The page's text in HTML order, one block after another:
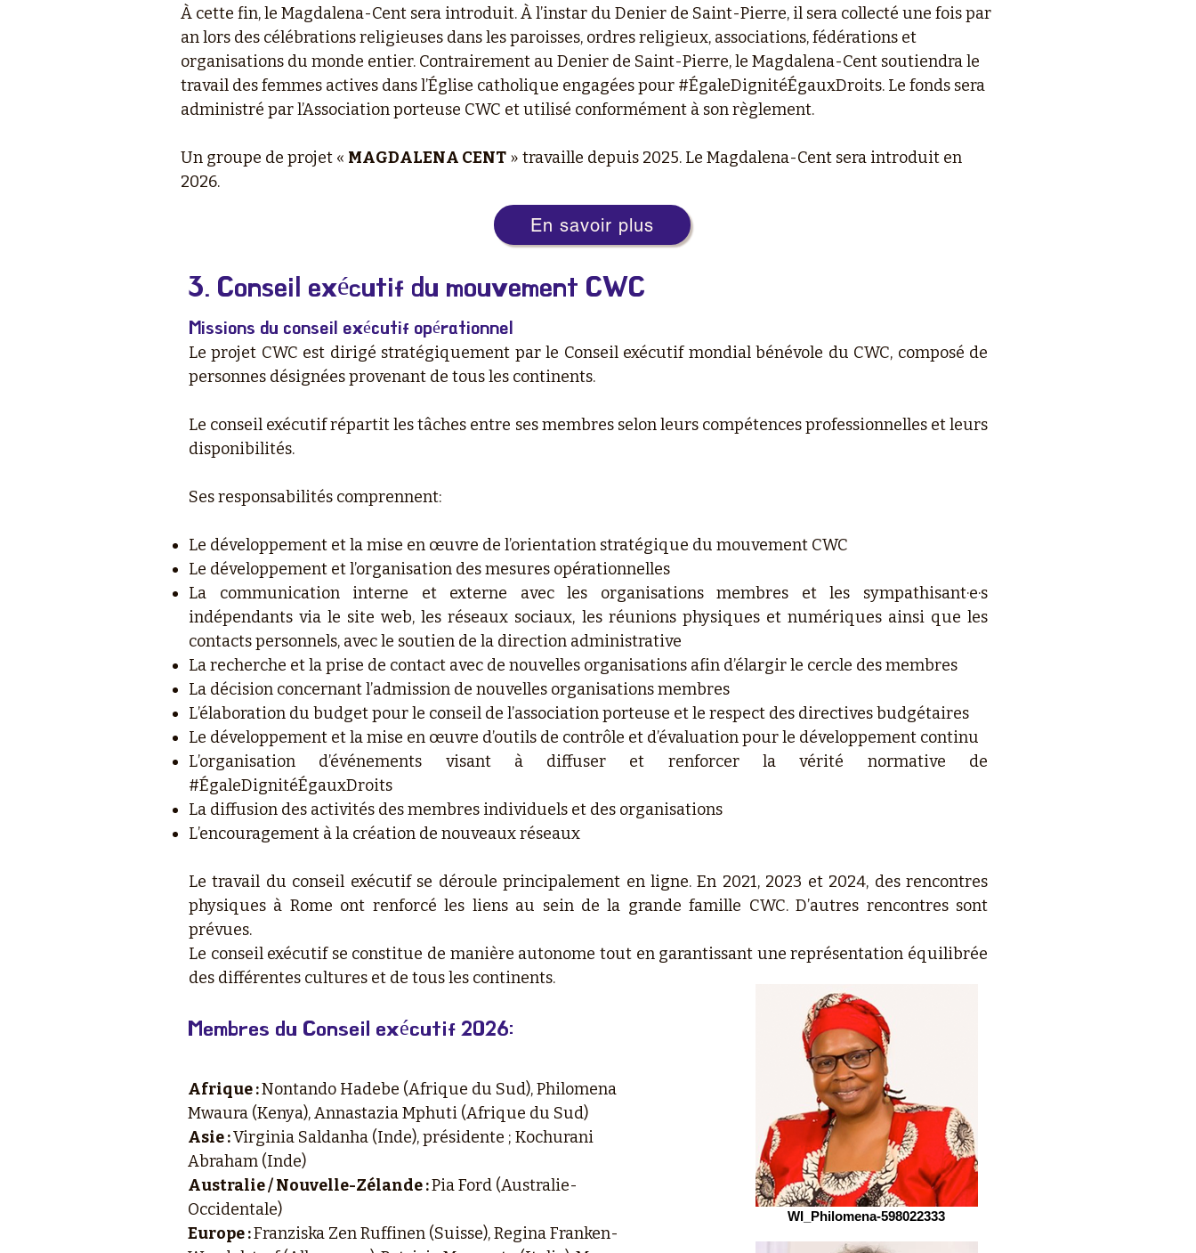
À cette fin, le Magdalena-Cent sera introduit. À l’instar du Denier de Saint-Pierre, il sera collecté une fois par
an lors des célébrations religieuses dans les paroisses, ordres religieux, associations, fédérations et
organisations du monde entier. Contrairement au Denier de Saint-Pierre, le Magdalena-Cent soutiendra le
travail des femmes actives dans l’Église catholique engagées pour #ÉgaleDignitéÉgauxDroits. Le fonds sera
administré par l’Association porteuse CWC et utilisé conformément à son règlement.
Un groupe de projet « MAGDALENA CENT » travaille depuis 2025. Le Magdalena-Cent sera introduit en
2026.
En savoir plus
3. Conseil exécutif du mouvement CWC
Missions du conseil exécutif opérationnel
Le projet CWC est dirigé stratégiquement par le Conseil exécutif mondial bénévole du CWC, composé de
personnes désignées provenant de tous les continents.
Le conseil exécutif répartit les tâches entre ses membres selon leurs compétences professionnelles et leurs
disponibilités.
Ses responsabilités comprennent:
Le développement et la mise en œuvre de l’orientation stratégique du mouvement CWC
Le développement et l’organisation des mesures opérationnelles
La communication interne et externe avec les organisations membres et les sympathisant·e·s
indépendants via le site web, les réseaux sociaux, les réunions physiques et numériques ainsi que les
contacts personnels, avec le soutien de la direction administrative
La recherche et la prise de contact avec de nouvelles organisations afin d’élargir le cercle des membres
La décision concernant l’admission de nouvelles organisations membres
L’élaboration du budget pour le conseil de l’association porteuse et le respect des directives budgétaires
Le développement et la mise en œuvre d’outils de contrôle et d’évaluation pour le développement continu
L’organisation d’événements visant à diffuser et renforcer la vérité normative de
#ÉgaleDignitéÉgauxDroits
La diffusion des activités des membres individuels et des organisations
L’encouragement à la création de nouveaux réseaux
Le travail du conseil exécutif se déroule principalement en ligne. En 2021, 2023 et 2024, des rencontres
physiques à Rome ont renforcé les liens au sein de la grande famille CWC. D’autres rencontres sont
prévues.
Le conseil exécutif se constitue de manière autonome tout en garantissant une représentation équilibrée
des différentes cultures et de tous les continents.
Membres du Conseil exécutif 2026:
Afrique :Nontando Hadebe (Afrique du Sud), Philomena
Mwaura (Kenya), Annastazia Mphuti (Afrique du Sud)
Asie :Virginia Saldanha (Inde), présidente ; Kochurani
Abraham (Inde)
Australie / Nouvelle-Zélande :Pia Ford (Australie-
Occidentale)
Europe :Franziska Zen Ruffinen (Suisse), Regina Franken-
WI_Philomena-598022333